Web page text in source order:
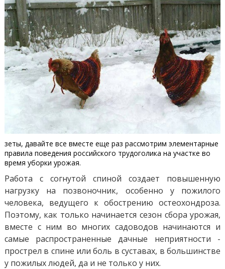
зеты, давайте все вместе еще раз рассмотрим элементарные
правила поведения российского трудоголика на участке во
время уборки урожая.
Работа с согнутой спиной создает повышенную
нагрузку на позвоночник, особенно у пожилого
человека, ведущего к обострению остеохондроза.
Поэтому, как только начинается сезон сбора урожая,
вместе с ним во многих садоводов начинаются и
самые распространенные дачные неприятности -
прострел в спине или боль в суставах, в большинстве
у пожилых людей, да и не только у них.